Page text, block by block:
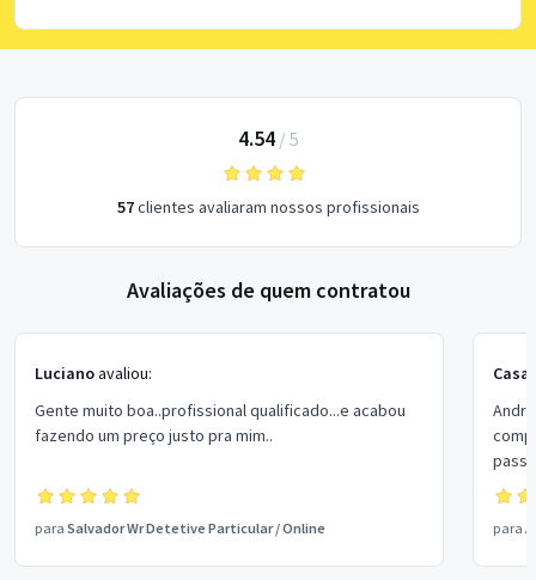
4.54/ 5
57clientes avaliaram nossos profissionais
Avaliações de quem contratou
Lucianoavaliou:
Gente muito boa..profissional qualificado...e acabou
fazendo um preço justo pra mim..
para Salvador Wr Detetive Particular/Online
Casa
de
para